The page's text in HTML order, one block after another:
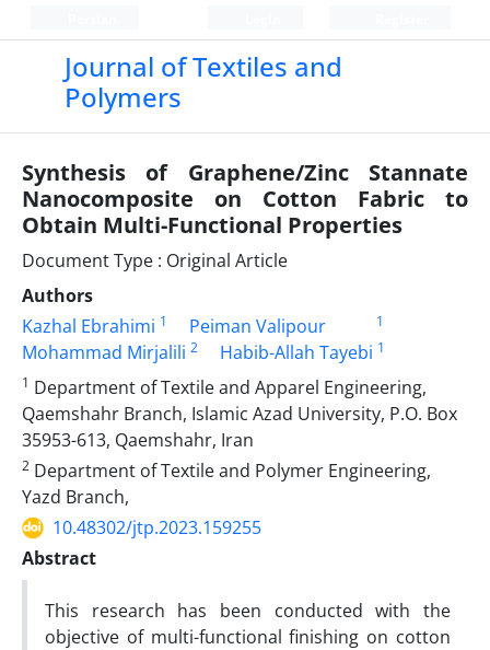
Journal of Textiles and
Polymers
Synthesis of Graphene/Zinc Stannate
Nanocomposite on Cotton Fabric to
Obtain Multi-Functional Properties
Document Type : Original Article
Authors
Kazhal Ebrahimi 1 Peiman Valipour 1
Mohammad Mirjalili 2 Habib-Allah Tayebi 1
1 Department of Textile and Apparel Engineering,
Qaemshahr Branch, Islamic Azad University, P.O. Box
35953-613, Qaemshahr, Iran
2 Department of Textile and Polymer Engineering,
Yazd Branch,
10.48302/jtp.2023.159255
Abstract
This research has been conducted with the
objective of multi-functional finishing on cotton